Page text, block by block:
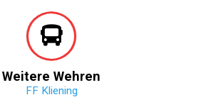
Weitere Wehren
FF Kliening